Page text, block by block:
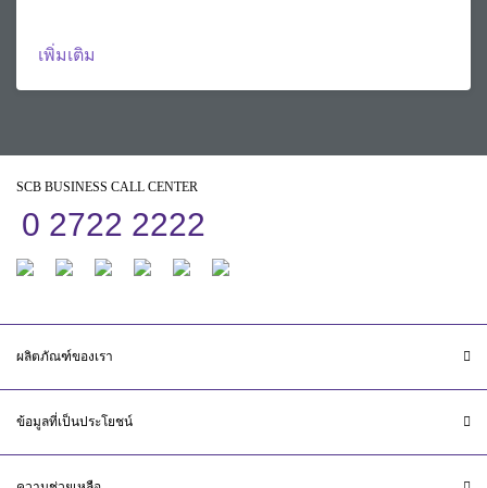
เพิ่มเติม
SCB BUSINESS CALL CENTER
0 2722 2222
ผลิตภัณฑ์ของเรา
ข้อมูลที่เป็นประโยชน์